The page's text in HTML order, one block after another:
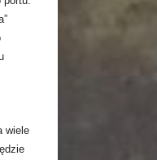
wiele